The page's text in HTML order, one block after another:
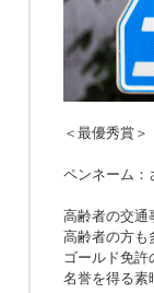
＜最優秀賞＞
ペンネーム
高齢者の交通
高齢者の方も
ゴールド免許
名誉を得る素